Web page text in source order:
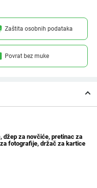
Zaštita osobnih podataka
Povrat bez muke
džep za novčiće, pretinac za
fotografije, držač za kartice